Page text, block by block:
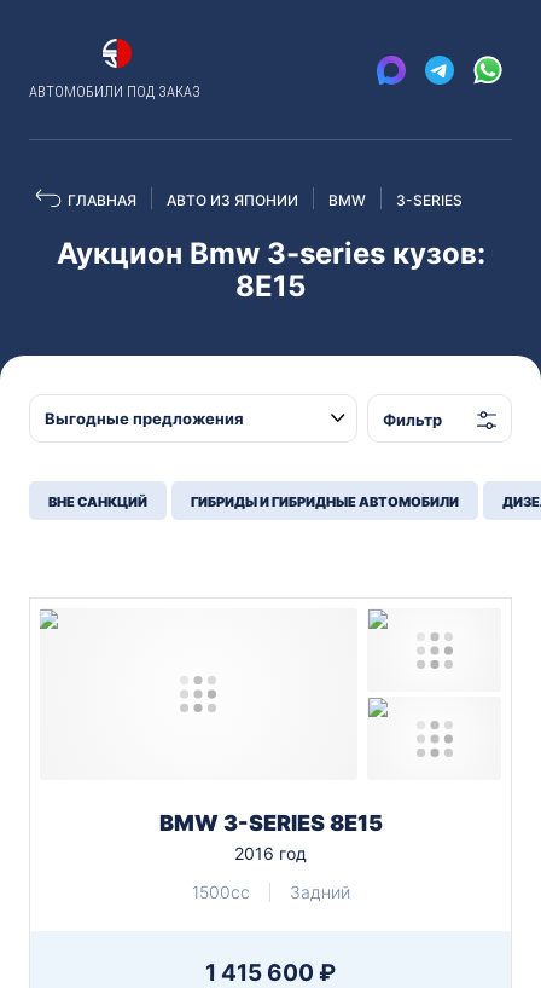
АВТОМОБИЛИ ПОД ЗАКАЗ
ГЛАВНАЯ АВТО ИЗ ЯПОНИИ BMW 3-SERIES
Аукцион Bmw 3-series кузов:
8E15
Фильтр
ВНЕ САНКЦИЙ ГИБРИДЫ И ГИБРИДНЫЕ АВТОМОБИЛИ
BMW 3-SERIES 8E15
2016 год
1500cc
Задний
1 415 600 ₽